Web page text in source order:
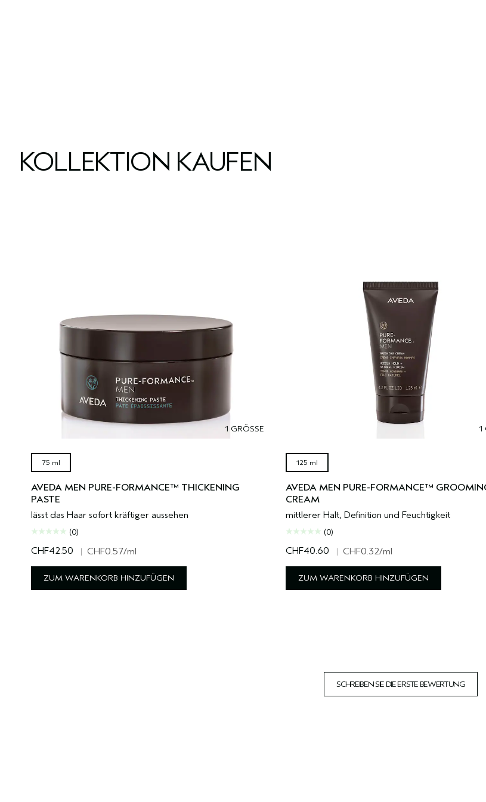
KOLLEKTION KAUFEN
1 GRÖSSE
75 ml
AVEDA MEN PURE-FORMANCE™ THICKENING
PASTE
lässt das Haar sofort kräftiger aussehen
(0)
CHF42.50 | CHF0.57/ml
ZUM WARENKORB HINZUFÜGEN
1
125 ml
AVEDA MEN PURE-FORMANCE™
CREAM
mittlerer Halt, Definition und Feuchtigkeit
(0)
CHF40.60 | CHF0.32/ml
ZUM WARENKORB HINZUFÜGEN
SCHREIBEN SIE DIE ERSTE BEWERTUNG